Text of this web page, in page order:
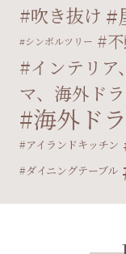
吹き抜け
シンボルツリー
インテリア
マ、海外ド
海外ド
アイランドキッチン
ダイニングテーブル